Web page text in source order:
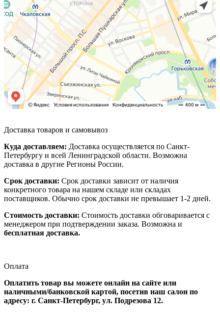
Доставка товаров и самовывоз
Куда доставляем: Доставка осуществляется по Санкт-
Петербургу и всей Ленинградской области. Возможна
доставка в другие Регионы России.
Срок доставки: Срок доставки зависит от наличия
конкретного товара на нашем складе или складах
поставщиков. Обычно срок доставки не превышает 1-2 дней.
Стоимость доставки: Стоимость доставки обговаривается с
менеджером при подтверждении заказа. Возможна и
бесплатная доставка.
Оплата
Оплатить товар вы можете онлайн на сайте или
наличными/банковской картой, посетив наш салон по
адресу: г. Санкт-Петербург, ул. Подрезова 12.